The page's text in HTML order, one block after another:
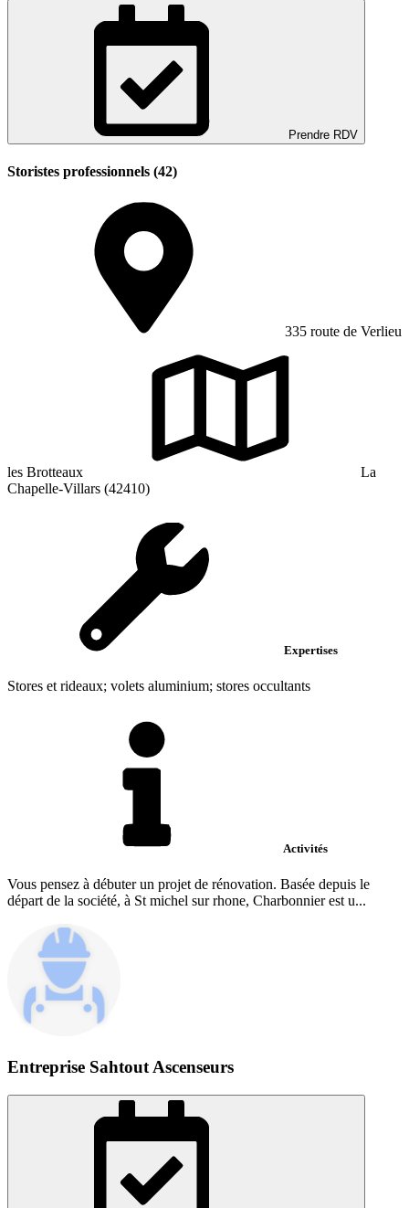
Prendre RDV
Storistes professionnels (42)
335 route de Verlieu
les Brotteaux
La
Chapelle-Villars (42410)
Expertises
Stores et rideaux; volets aluminium; stores occultants
Activités
Vous pensez à débuter un projet de rénovation. Basée depuis le
départ de la société, à St michel sur rhone, Charbonnier est u...
Entreprise Sahtout Ascenseurs